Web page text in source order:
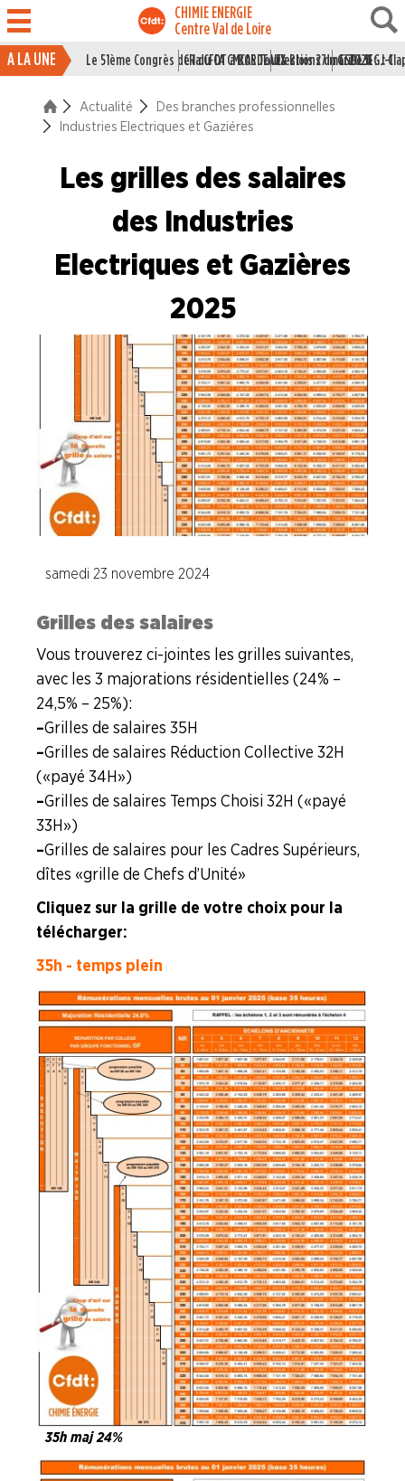
CHIMIE ENERGIE
Centre Val de Loire
ACTUALITÉ
La vie du Syndicat
Industries du Caoutchouc
Industries Electriques et Gaziéres
Industries du Papier Carton
Industries du Pétrole
Industries de la Plasturgie
Industries Pharmaceutiques
Industries du Verre
Les extraits du Mag Fce
COVID 19
Les extraits du CFDT magazine
ENTREPRISES
SERVICES
CONNAÎTRE
BOITE
OUTILS
AGENDA
Pourquoi
adhérer ?
A LA UNE Le 51ème Congrès de la CFDT à BORDEAUX
CR du CA CMCAS Tours Blois 27 mai 2026
Elections du CSE LSI : J-1
Grille IEG :
Actualité
Des branches professionnelles
Industries Electriques et Gaziéres
Les grilles des salaires
des Industries
Electriques et Gazières
2025
samedi 23 novembre 2024
Grilles des salaires
Vous trouverez ci-jointes les grilles suivantes,
avec les 3 majorations résidentielles (24% –
24,5% – 25%) :
–Grilles de salaires 35H
–Grilles de salaires Réduction Collective 32H
(« payé 34H »)
–Grilles de salaires Temps Choisi 32H (« payé
33H »)
–Grilles de salaires pour les Cadres Supérieurs,
dîtes « grille de Chefs d’Unité »
Cliquez sur la grille de votre choix pour la
télécharger :
35h - temps plein
35h maj 24%